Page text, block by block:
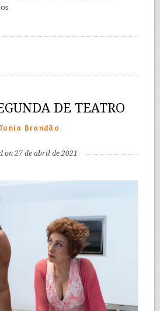
DE TEATRO
Tania Brandão
on 27 de abril de 2021